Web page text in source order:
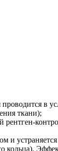
в
ткани);
и